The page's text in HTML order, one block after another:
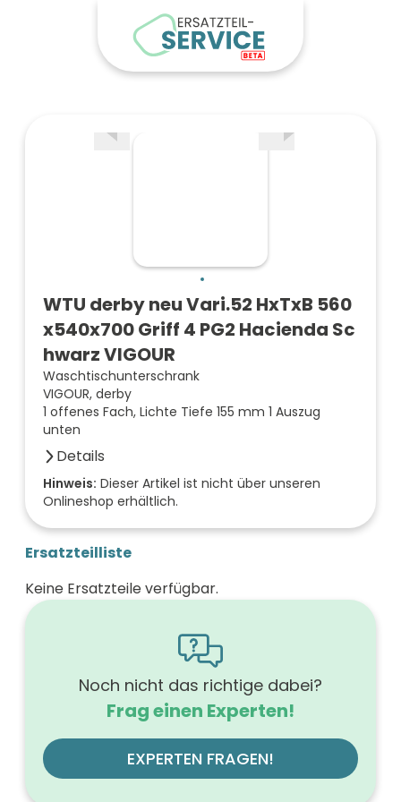
WTU derby neu Vari.52 HxTxB 560
x540x700 Griff 4 PG2 Hacienda Sc
hwarz VIGOUR
Waschtischunterschrank
VIGOUR, derby
1 offenes Fach, Lichte Tiefe 155 mm 1 Auszug
unten
Details
Anzahl der Fächer (Stück)
hacienda schwarz
Breite (mm)
Höhe (mm)
Griffleiste
Ausführung der Beleuchtung
Werkstoff der Front
MDF-Trägerplatte mit Thermofolie
Farbe des Korpus
Hinweis: Dieser Artikel ist nicht über unseren
Onlineshop erhältlich.
Ersatzteilliste
Keine Ersatzteile verfügbar.
Noch nicht das richtige dabei?
Frag einen Experten!
EXPERTEN FRAGEN!